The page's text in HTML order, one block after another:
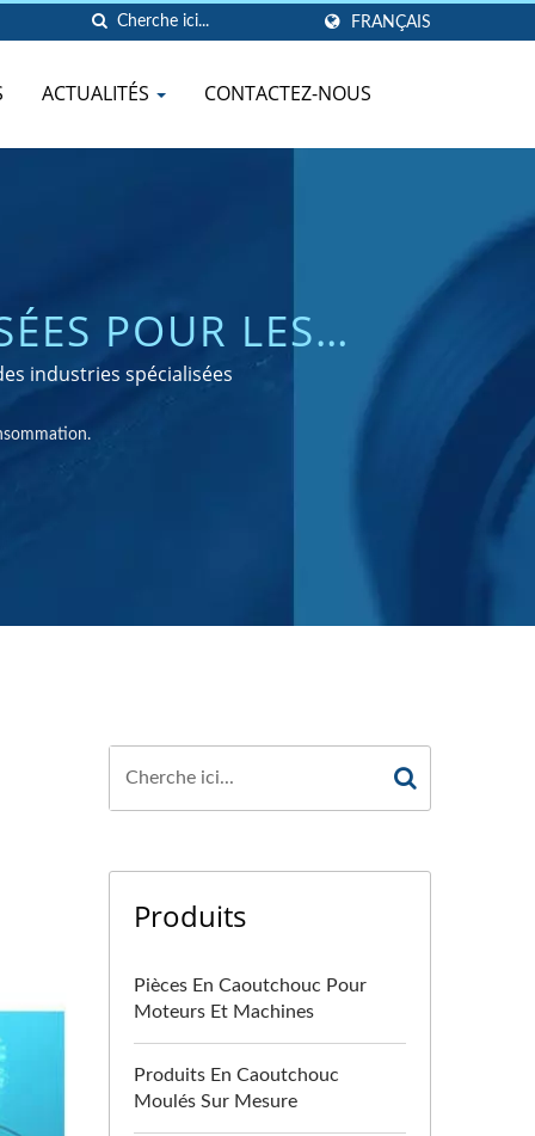
FRANÇAIS
ACTUALITÉS CONTACTEZ-NOUS
POUR LES
PUBLIC
industries spécialisées
Produits
Pièces En Caoutchouc Pour
Moteurs Et Machines
Produits En Caoutchouc
Moulés Sur Mesure